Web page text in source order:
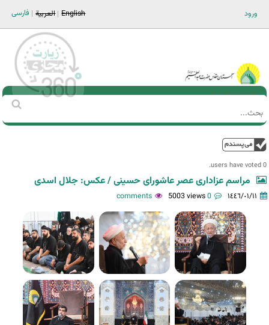
ورود فارسی العربية English
Main men-AR
استمارة
‏
0 users have voted.
مراسم عزاداری عصر عاشورای حسینی / عکس: جلال اسدی
١٤٤٦/٠١/١١ 0 comments
5003 views